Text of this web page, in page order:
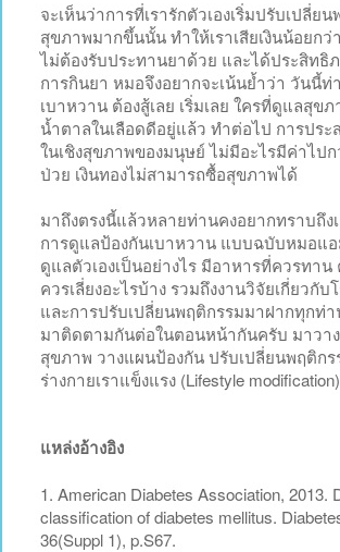
จะเห็นว่าการที่เรารักตัวเองเริ่มปรับเปลี่ย
สุขภาพมากขึ้นนั้น ทำให้เราเสียเงินน้อยก
ไม่ต้องรับประทานยาด้วย และได้ประสิทธิ
การกินยา หมอจึงอยากจะเน้นย้ำว่า วันนี้ท่
เบาหวาน ต้องสู้เลย เริ่มเลย ใครที่ดูแลสุข
น้ำตาลในเลือดดีอยู่แล้ว ทำต่อไป การประ
ในเชิงสุขภาพของมนุษย์ ไม่มีอะไรมีค่าไปก
ป่วย เงินทองไม่สามารถซื้อสุขภาพได้
มาถึงตรงนี้แล้วหลายท่านคงอยากทราบถึง
การดูแลป้องกันเบาหวาน แบบฉบับหมอแ
ดูแลตัวเองเป็นอย่างไร มีอาหารที่ควรทาน
ควรเลี่ยงอะไรบ้าง รวมถึงงานวิจัยเกี่ยวกับ
และการปรับเปลี่ยนพฤติกรรมมาฝากทุกท่า
มาติดตามกันต่อในตอนหน้ากันครับ มาวา
สุขภาพ วางแผนป้องกัน ปรับเปลี่ยนพฤติก
ร่างกายเราแข็งแรง (Lifestyle
แหล่งอ้างอิง
1. American Diabetes Association, 2013.
classification of diabetes mellitus.
36(Suppl 1), p.S67.